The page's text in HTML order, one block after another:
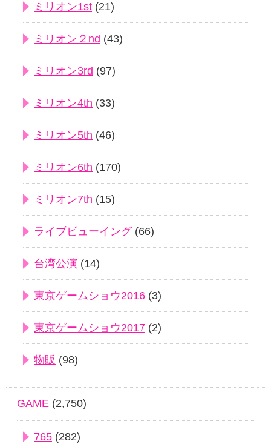
ミリオン1st (21)
ミリオン２nd (43)
ミリオン3rd (97)
ミリオン4th (33)
ミリオン5th (46)
ミリオン6th (170)
ミリオン7th (15)
ライブビューイング(66)
台湾公演 (14)
東京ゲームショウ2016 (3)
東京ゲームショウ2017 (2)
物販 (98)
GAME (2,750)
765 (282)